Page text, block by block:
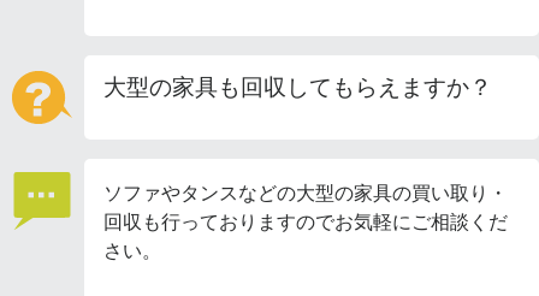
大型の家具も回収してもらえますか？
ソファやタンスなどの大型の家具の買い取り・
回収も行っておりますのでお気軽にご相談くだ
さい。